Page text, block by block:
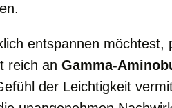
entspannen möchtest,
reich an Gamma-
der Leichtigkeit